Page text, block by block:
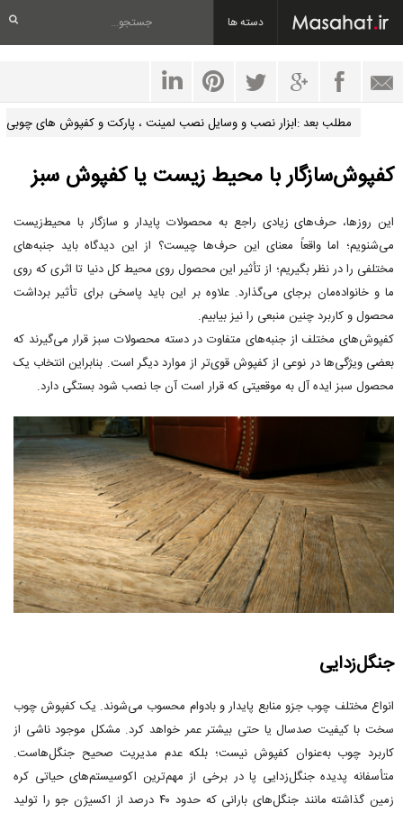
دسته ها
مطلب بعد :ابزار نصب و وسایل نصب لمینت ، پارکت و کفپوش های چوبی
کفپوش‌سازگار با محیط زیست یا کفپوش سبز
این روزها، حرف‌های زیادی راجع به محصولات پایدار و سازگار با محیط‌زیست
می‌شنویم؛ اما واقعاً معنای این حرف‌ها چیست؟ از این دیدگاه باید جنبه‌های
مختلفی را در نظر بگیریم؛ از تأثیر این محصول روی محیط کل دنیا تا اثری که روی
ما و خانواده‌مان برجای می‌گذارد. علاوه بر این باید پاسخی برای تأثیر برداشت
محصول و کاربرد چنین منبعی را نیز بیابیم.
کفپوش‌های مختلف از جنبه‌های متفاوت در دسته محصولات سبز قرار می‌گیرند که
بعضی ویژگی‌ها در نوعی از کفپوش قوی‌تر از موارد دیگر است. بنابراین انتخاب یک
محصول سبز ایده آل به موقعیتی که قرار است آن جا نصب شود بستگی دارد.
جنگل‌زدایی
انواع مختلف چوب جزو منابع پایدار و بادوام محسوب می‌شوند. یک کفپوش چوب
سخت با کیفیت صدسال یا حتی بیشتر عمر خواهد کرد. مشکل موجود ناشی از
کاربرد چوب به‌عنوان کفپوش نیست؛ بلکه عدم مدیریت صحیح جنگل‌هاست.
متأسفانه پدیده جنگل‌زدایی پا در برخی از مهم‌ترین اکوسیستم‌های حیاتی کره
زمین گذاشته‌ مانند جنگل‌های بارانی که حدود ۴۰ درصد از اکسیژن جو را تولید